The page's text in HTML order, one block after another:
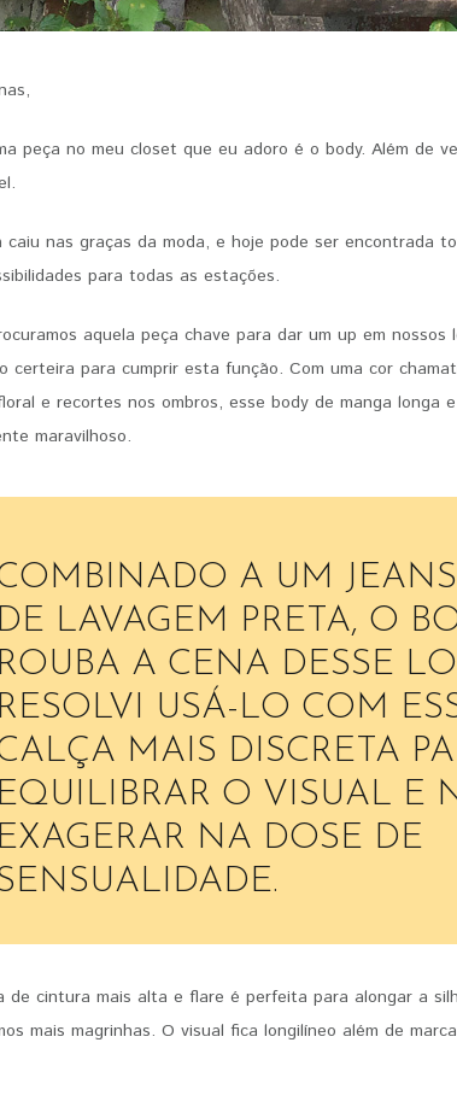
peça no meu closet que eu adoro é o body. Além de
caiu nas graças da moda, e hoje pode ser encontrada
para todas as estações.
aquela peça chave para dar um up em
certeira para cumprir esta função. Com uma cor
e recortes nos ombros, esse body de manga longa
maravilhoso.
A UM
DE LAVAGEM PRETA, O
ROUBA A CENA DESSE
RESOLVI USÁ-LO COM
MAIS DISCRETA
EQUILIBRAR O VISUAL E
EXAGERAR NA DOSE DE
de cintura mais alta e flare é perfeita para alongar a
mais magrinhas. O visual fica longilíneo além de